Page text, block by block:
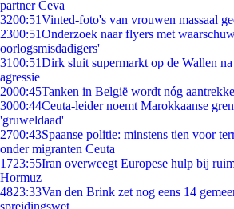
partner Ceva
3200:51Vinted-foto's van vrouwen massaal
2300:51Onderzoek naar flyers met
oorlogsmisdadigers'
3100:51Dirk sluit supermarkt op de Wallen
agressie
2000:45Tanken in België wordt nóg
3000:44Ceuta-leider noemt Marokkaanse
'gruweldaad'
2700:43Spaanse politie: minstens tien voor
onder migranten Ceuta
1723:55Iran overweegt Europese hulp bij
Hormuz
4823:33Van den Brink zet nog eens 14
spreidingswet